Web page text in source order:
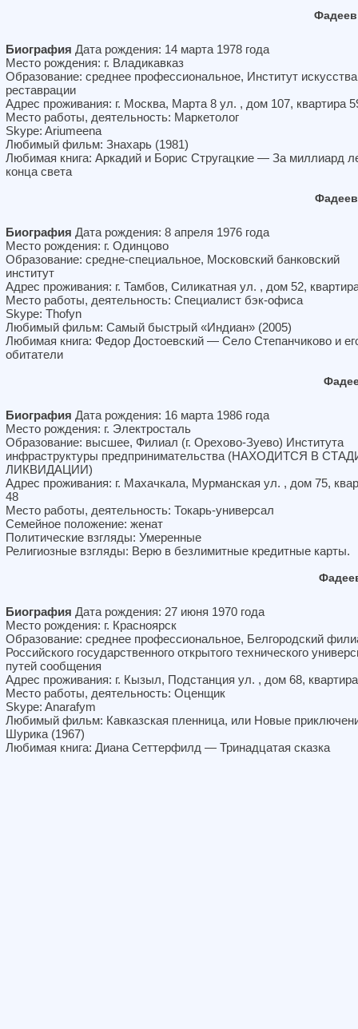
Биография Дата рождения: 14 марта 1978 года
Место рождения: г. Владикавказ
Образование: среднее профессиональное, Институт искусства
реставрации
Адрес проживания: г. Москва, Марта 8 ул. , дом 107, квартира
Место работы, деятельность: Маркетолог
Skype: Ariumeena
Любимый фильм: Знахарь (1981)
Любимая книга: Аркадий и Борис Стругацкие — За миллиард
конца света
Биография Дата рождения: 8 апреля 1976 года
Место рождения: г. Одинцово
Образование: средне-специальное, Московский банковский
институт
Адрес проживания: г. Тамбов, Силикатная ул. , дом 52,
Место работы, деятельность: Специалист бэк-офиса
Skype: Thofyn
Любимый фильм: Самый быстрый «Индиан» (2005)
Любимая книга: Федор Достоевский — Село Степанчиково и
обитатели
Биография Дата рождения: 16 марта 1986 года
Место рождения: г. Электросталь
Образование: высшее, Филиал (г. Орехово-Зуево) Института
инфраструктуры предпринимательства (НАХОДИТСЯ В
ЛИКВИДАЦИИ)
Адрес проживания: г. Махачкала, Мурманская ул. , дом 75,
48
Место работы, деятельность: Токарь-универсал
Семейное положение: женат
Политические взгляды: Умеренные
Религиозные взгляды: Верю в безлимитные кредитные карты.
Биография Дата рождения: 27 июня 1970 года
Место рождения: г. Красноярск
Образование: среднее профессиональное, Белгородский
Российского государственного открытого технического
путей сообщения
Адрес проживания: г. Кызыл, Подстанция ул. , дом 68,
Место работы, деятельность: Оценщик
Skype: Anarafym
Любимый фильм: Кавказская пленница, или Новые
Шурика (1967)
Любимая книга: Диана Сеттерфилд — Тринадцатая сказка